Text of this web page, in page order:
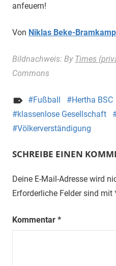
anfeuern!
Von Niklas Beke-Bramkamp
Bildnachweis: By Times
Commons
Fußball
Hertha BSC
klassenlose Gesellschaft
Völkerverständigung
SCHREIBE EINEN
Deine E-Mail-Adresse wird
Erforderliche Felder sind mit
Kommentar *